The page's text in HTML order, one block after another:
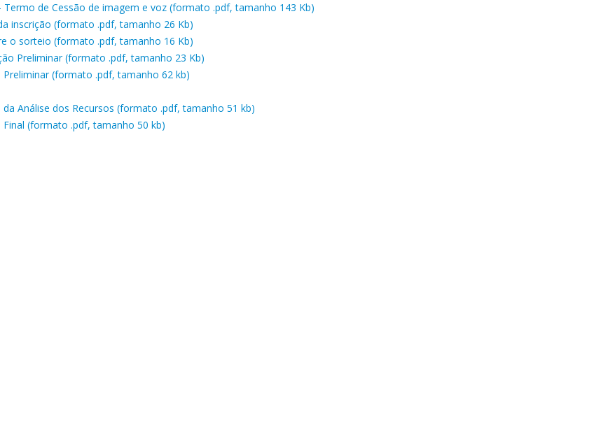
Termo de Cessão de imagem e voz (formato .pdf, tamanho 143 Kb)
inscrição (formato .pdf, tamanho 26 Kb)
o sorteio (formato .pdf, tamanho 16 Kb)
Preliminar (formato .pdf, tamanho 23 Kb)
Preliminar (formato .pdf, tamanho 62 kb)
da Análise dos Recursos (formato .pdf, tamanho 51 kb)
Final (formato .pdf, tamanho 50 kb)